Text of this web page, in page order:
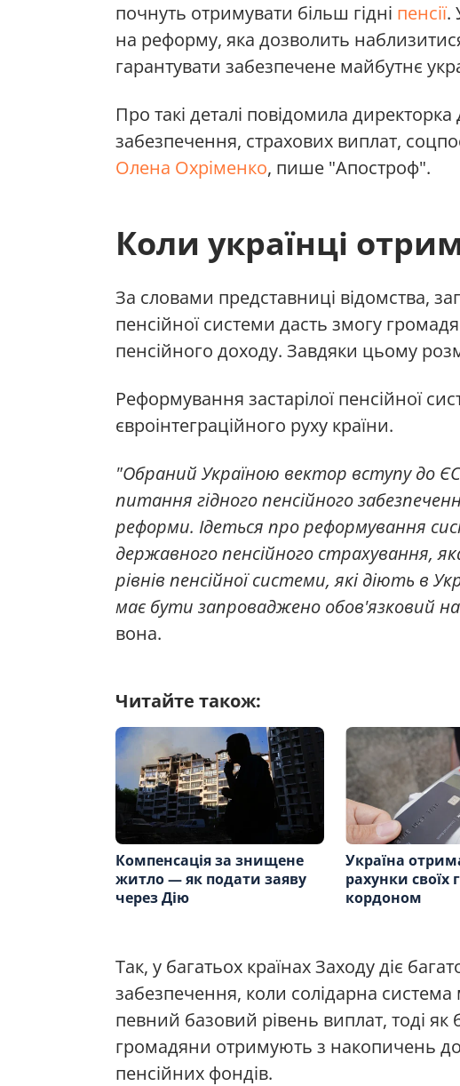
почнуть отримувати більш гідні пенсії.
на реформу, яка дозволить
гарантувати забезпечене майбутнє
Про такі деталі повідомила
забезпечення, страхових виплат,
Олена Охріменко, пише "Апостроф".
Коли українці
За словами представниці відомства,
пенсійної системи дасть змогу
пенсійного доходу. Завдяки цьому
Реформування застарілої пенсійної
євроінтеграційного руху країни.
"Обраний Україною вектор вступу до
питання гідного пенсійного
реформи. Ідеться про реформування
державного пенсійного страхування,
рівнів пенсійної системи, які діють в
має бути запроваджено обов'язковий
вона.
Читайте також:
Компенсація за знищене
житло — як подати заяву
через Дію
Україна
рахунки своїх
кордоном
Так, у багатьох країнах Заходу діє
забезпечення, коли солідарна
певний базовий рівень виплат, тоді
громадяни отримують з накопичень
пенсійних фондів.